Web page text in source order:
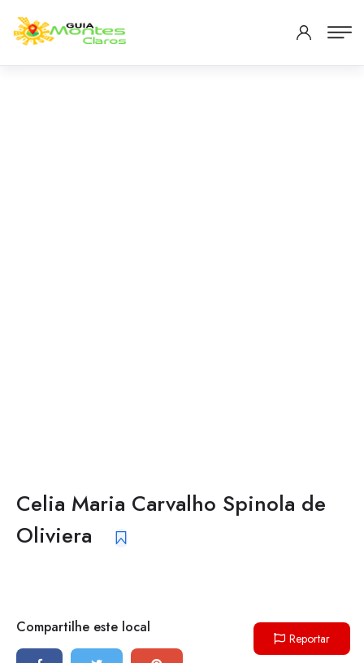
Celia Maria Carvalho Spinola de
Oliviera
Compartilhe este local
Reportar